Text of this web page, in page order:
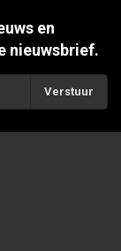
en
nieuwsbrief.
Verstuur